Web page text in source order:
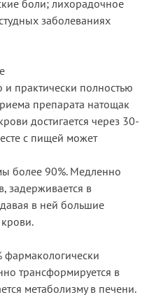
боли; лихорадочное
заболеваниях
практически полностью
препарата натощак
достигается через 30-
с пищей может
более 90%. Медленно
задерживается в
в ней большие
трансформируется в
метаболизму в печени.